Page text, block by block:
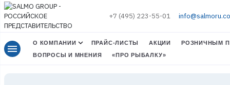
+7 (495) 223-55-01
menu О КОМПАНИИ ПРАЙС-ЛИСТЫ АКЦИИ
РОЗНИЧНЫМ
ВОПРОСЫ И МНЕНИЯ
«ПРО РЫБАЛКУ»